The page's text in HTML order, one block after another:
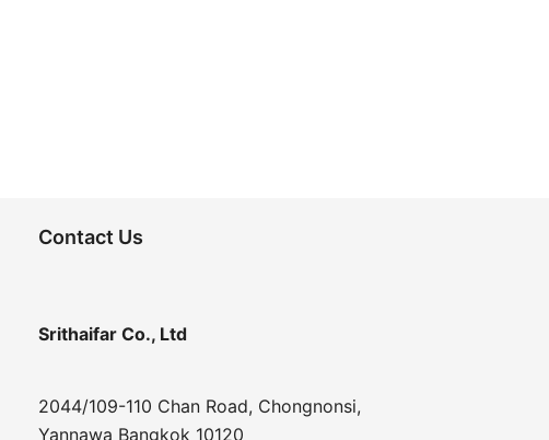
Contact Us
Srithaifar Co., Ltd
2044/109-110 Chan Road, Chongnonsi,
Yannawa Bangkok 10120